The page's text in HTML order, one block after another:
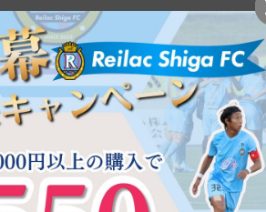
ご注文方法
インターネットでの
24時間・365日こちらのサイ